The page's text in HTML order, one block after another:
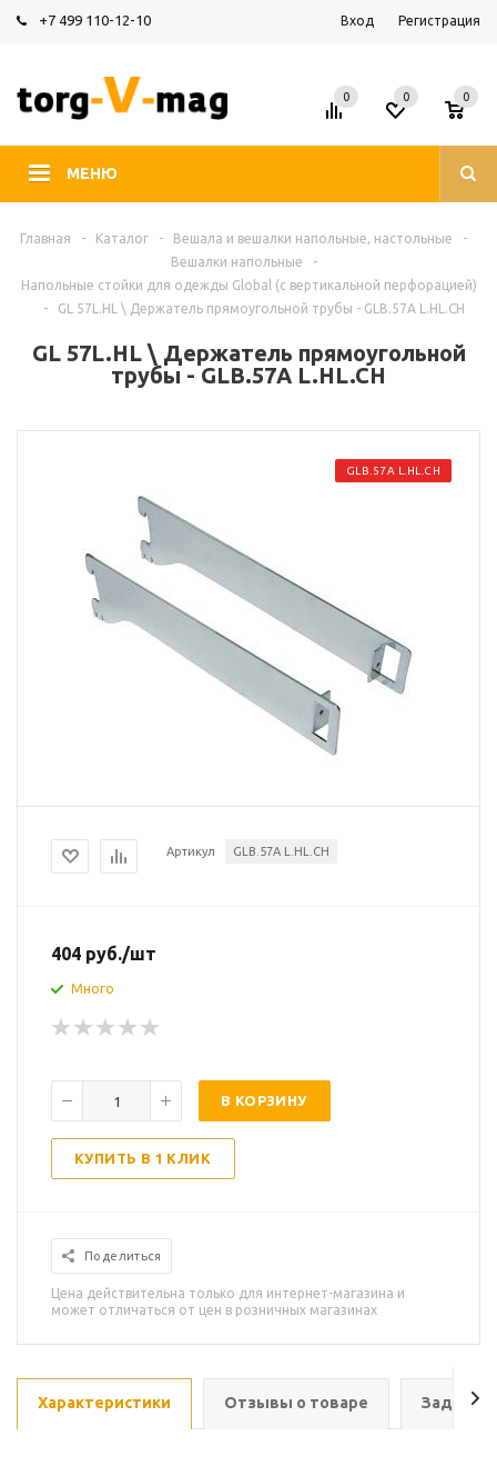
+7 499 110-12-10 Вход Регистрация
МЕНЮ
0 0
0
Главная - Каталог - Вешала и вешалки напольные, настольные
-
Вешалки напольные
-
Напольные стойки для одежды Global (с вертикальной перфорацией)
-
GL 57L.HL \ Держатель прямоугольной трубы - GLB.57A L.HL.CH
GL 57L.HL \ Держатель прямоугольной
трубы - GLB.57A L.HL.CH
GLB.57A L.HL.CH
Артикул GLB.57A L.HL.CH
404 руб./шт
Много
В КОРЗИНУ
КУПИТЬ В 1 КЛИК
Поделиться
Цена действительна только для интернет-магазина и
может отличаться от цен в розничных магазинах
Характеристики Отзывы о товаре Задать